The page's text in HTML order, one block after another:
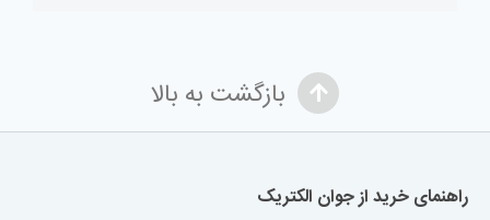
بازگشت به بالا
راهنمای خرید از جوان الکتریک